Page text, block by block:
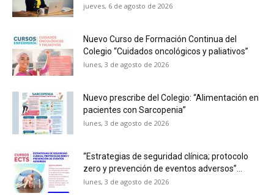
jueves, 6 de agosto de 2026
Nuevo Curso de Formación Continua del
Colegio “Cuidados oncológicos y paliativos”
lunes, 3 de agosto de 2026
Nuevo prescribe del Colegio: “Alimentación en
pacientes con Sarcopenia”
lunes, 3 de agosto de 2026
“Estrategias de seguridad clínica; protocolo
zero y prevención de eventos adversos”...
lunes, 3 de agosto de 2026